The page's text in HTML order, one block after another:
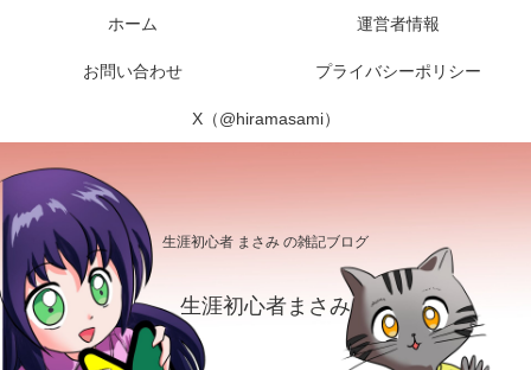
生涯初心者 まさみ の雑記ブログ
生涯初心者まさみ
ホーム 運営者情報
お問い合わせ プライバシーポリシー
X（@hiramasami）